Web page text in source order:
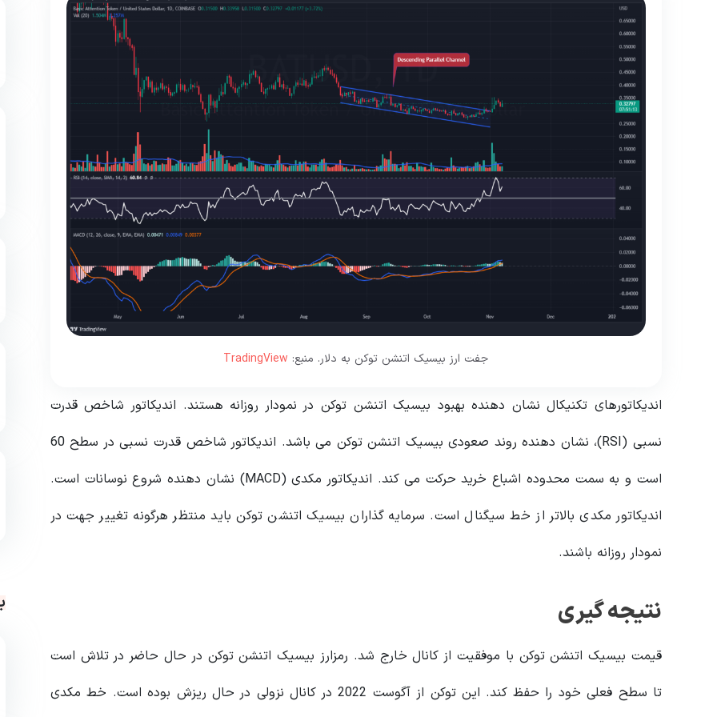
جفت ارز بیسیک اتنشن توکن به دلار. منبع: TradingView
اندیکاتورهای تکنیکال نشان دهنده بهبود بیسیک اتنشن توکن در نمودار روزانه هستند. اندیکاتور شاخص قدرت
نسبی (RSI)، نشان دهنده روند صعودی بیسیک اتنشن توکن می باشد. اندیکاتور شاخص قدرت نسبی در سطح 60
است و به سمت محدوده اشباع خرید حرکت می کند. اندیکاتور مکدی (MACD) نشان دهنده شروع نوسانات است.
اندیکاتور مکدی بالاتر از خط سیگنال است. سرمایه گذاران بیسیک اتنشن توکن باید منتظر هرگونه تغییر جهت در
نمودار روزانه باشند.
نتیجه گیری
قیمت بیسیک اتنشن توکن با موفقیت از کانال خارج شد. رمزارز بیسیک اتنشن توکن در حال حاضر در تلاش است
تا سطح فعلی خود را حفظ کند. این توکن از آگوست 2022 در کانال نزولی در حال ریزش بوده است. خط مکدی